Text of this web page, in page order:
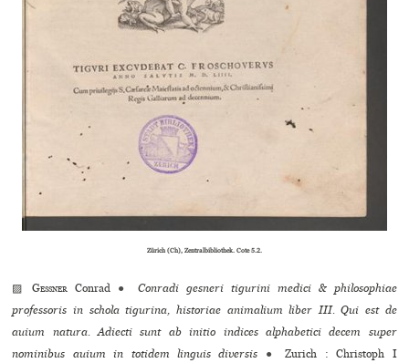
Zürich (Ch), Zentralbibliothek. Cote 5.2.
▨Gessner Conrad ●
Conradi gesneri tigurini medici & philosophiae
professoris in schola tigurina, historiae animalium liber III. Qui est de
auium natura. Adiecti sunt ab initio indices alphabetici decem super
nominibus auium in totidem linguis diversis
●
Zurich : Christoph I